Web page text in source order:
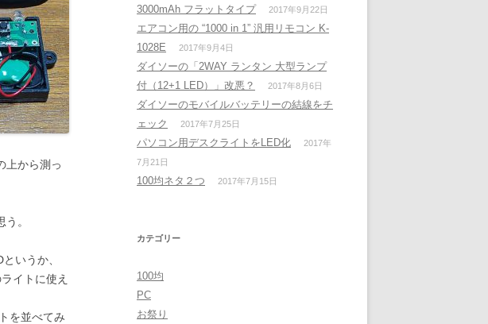
上から測っ
。
いうか、
イトに使え
を並べてみ
3000mAh フラットタイプ
2017年9月22日
エアコン用の “1000 in 1” 汎用リモコン K-
1028E
2017年9月4日
ダイソーの「2WAY ランタン 大型ランプ
付（12+1 LED）」改悪？
2017年8月6日
ダイソーのモバイルバッテリーの結線をチ
ェック
2017年7月25日
パソコン用デスクライトをLED化
2017年
7月21日
100均ネタ２つ 2017年7月15日
カテゴリー
100均
PC
お祭り